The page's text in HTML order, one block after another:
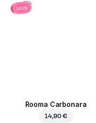
uus
Rooma Carbonara
14,90 €